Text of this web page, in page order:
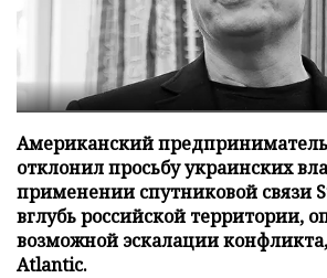
Американский
отклонил просьбу украинских
применении спутниковой связи
вглубь российской территории,
возможной эскалации
Atlantic.